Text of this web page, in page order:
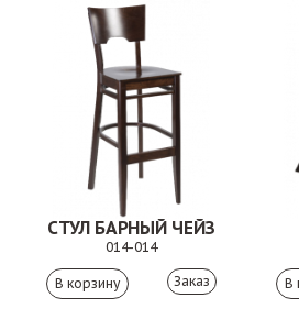
СТУЛ БАРНЫЙ ЧЕЙЗ
014-014
Заказ